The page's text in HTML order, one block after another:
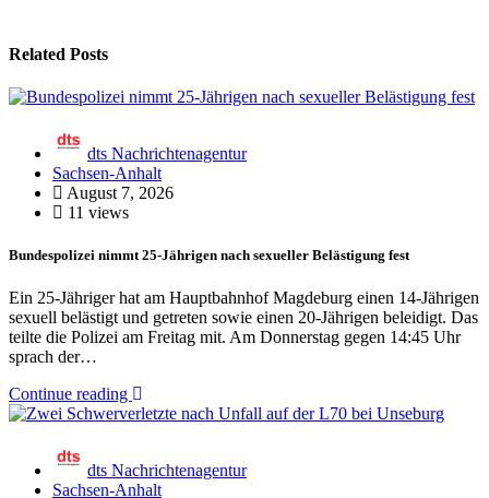
Related Posts
dts Nachrichtenagentur
Sachsen-Anhalt
August 7, 2026
11 views
Bundespolizei nimmt 25-Jährigen nach sexueller Belästigung fest
Ein 25-Jähriger hat am Hauptbahnhof Magdeburg einen 14-Jährigen
sexuell belästigt und getreten sowie einen 20-Jährigen beleidigt. Das
teilte die Polizei am Freitag mit. Am Donnerstag gegen 14:45 Uhr
sprach der…
Continue reading
dts Nachrichtenagentur
Sachsen-Anhalt